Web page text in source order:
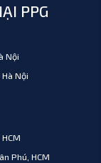
PPG
Nội
Nội
Phú, HCM